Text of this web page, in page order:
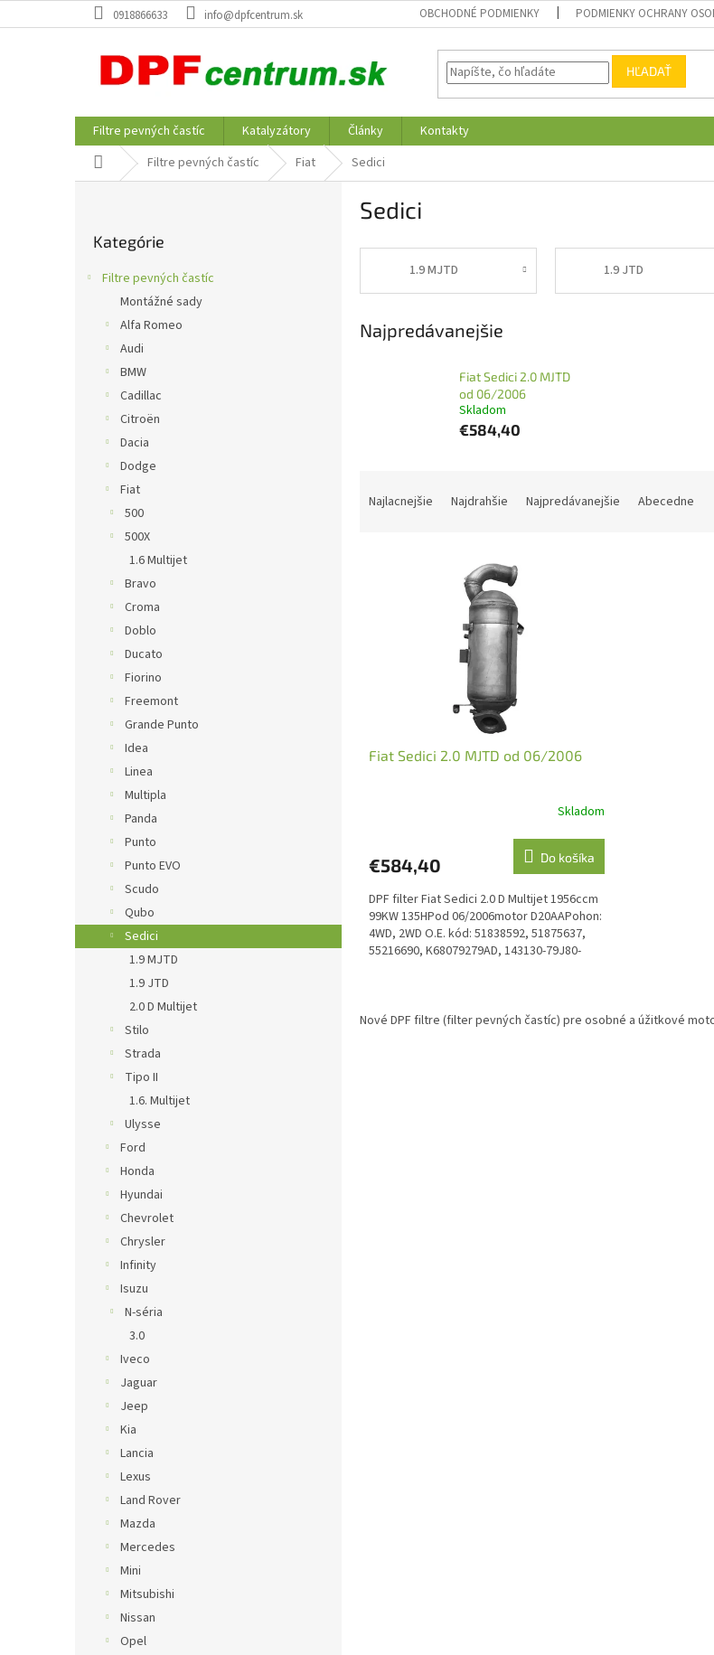
na
0918866633 info@dpfcentrum.sk OBCHODNÉ PODMIENKY PODMIENKY OCHRANY
HĽADAŤ
Filtre pevných častíc Katalyzátory Články
Kontakty
DomovFiltre pevných častíc Fiat Sedici
kategórie
Kategórie
Filtre pevných častíc
Montážné sady
Alfa Romeo
Audi
BMW
Cadillac
Citroën
Dacia
Dodge
Fiat
500
500X
1.6 Multijet
Bravo
Croma
Doblo
Ducato
Fiorino
Freemont
Grande Punto
Idea
Linea
Multipla
Panda
Punto
Punto EVO
Scudo
Qubo
Sedici
1.9 MJTD
1.9 JTD
2.0 D Multijet
Stilo
Strada
Tipo II
1.6. Multijet
Ulysse
Ford
Honda
Hyundai
Chevrolet
Chrysler
Infinity
Isuzu
N-séria
3.0
Iveco
Jaguar
Jeep
Kia
Lancia
Lexus
Land Rover
Mazda
Mercedes
Mini
Mitsubishi
Nissan
Opel
Sedici
1.9 MJTD 1.9 JTD
Najpredávanejšie
Fiat Sedici 2.0 MJTD
od 06/2006
Skladom
€584,40
Najlacnejšie Najdrahšie Najpredávanejšie Abecedne
Fiat Sedici 2.0 MJTD od 06/2006
Skladom
€584,40 Do košíka
DPF filter Fiat Sedici 2.0 D Multijet 1956ccm
99KW 135HPod 06/2006motor D20AAPohon:
4WD, 2WD O.E. kód: 51838592, 51875637,
55216690, K68079279AD, 143130-79J80-
Nové DPF filtre (filter pevných častíc) pre osobné a úžitkové